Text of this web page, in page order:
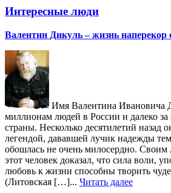
Интересные люди
Валентин Дикуль – жизнь наперекор
Имя Валентина Ивановича
миллионам людей в России и далеко
страны. Несколько десятилетий назад
легендой, дававшей лучик надежды
обошлась не очень милосердно.
этот человек доказал, что сила воли,
любовь к жизни способны творить
(Литовская […]... Читать далее